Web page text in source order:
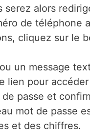
serez alors
de téléphone
cliquez sur le
un message
lien pour
passe et
mot de passe
et des chiffres.